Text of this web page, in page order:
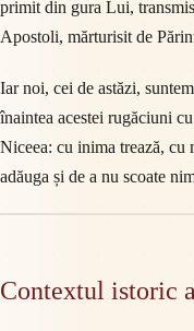
primit din gura Lui,
Apostoli, mărturisit de
Iar noi, cei de astăzi,
înaintea acestei rugăciuni
Niceea: cu inima trează, cu
adăuga și de a nu scoate
Contextul istoric